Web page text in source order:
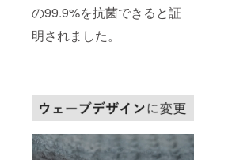
の99.9%を抗菌できると証
明されました。